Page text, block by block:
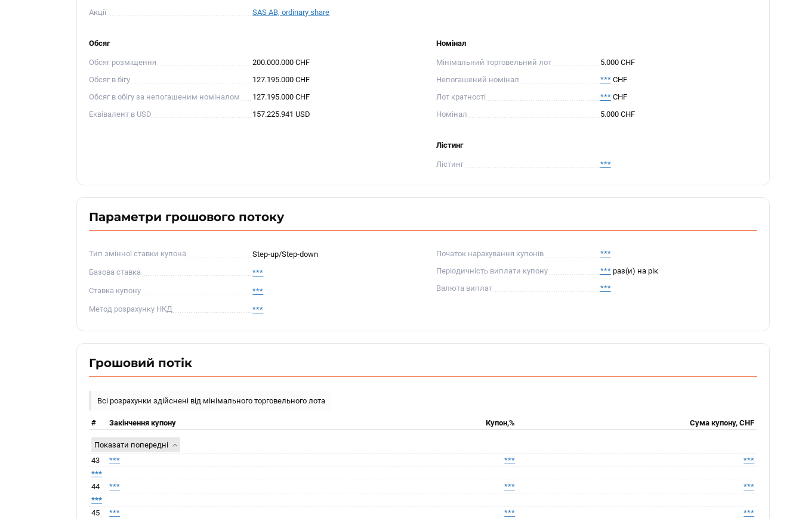
Акції
SAS AB, ordinary share
Обсяг
Обсяг розміщення
200.000.000 CHF
Обсяг в бігу
127.195.000 CHF
Обсяг в обігу за непогашеним номіналом
127.195.000 CHF
Еквівалент в USD
157.225.941 USD
Номінал
Мінімальний торговельний лот
5.000 CHF
Непогашений номінал
***CHF
Лот кратності
***CHF
Номінал
5.000 CHF
Лістинг
Лістинг ***
Параметри грошового потоку
Тип змінної ставки купона
Step-up/Step-down
Базова ставка
***
Ставка купону
***
Метод розрахунку НКД
***
Початок нарахування купонів
***
Періодичність виплати купону
*** раз(и) на рік
Валюта виплат
***
Грошовий потік
Всі розрахунки здійснені від мінімального торговельного лота
# Закінчення купону Купон,% Сума купону, CHF
Показати попередні
43
*** ***
***
***
44
*** ***
***
***
45
*** *** ***